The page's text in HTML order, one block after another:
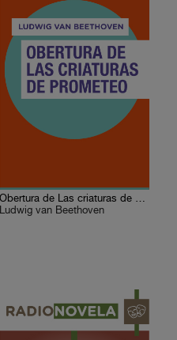
Obertura de Las criaturas de Prometeo
Ludwig van Beethoven